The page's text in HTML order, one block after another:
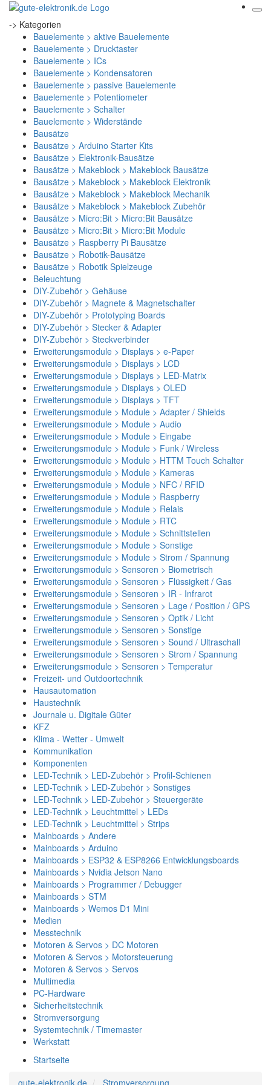
-> Kategorien
Bauelemente > aktive Bauelemente
Bauelemente > Drucktaster
Bauelemente > ICs
Bauelemente > Kondensatoren
Bauelemente > passive Bauelemente
Bauelemente > Potentiometer
Bauelemente > Schalter
Bauelemente > Widerstände
Bausätze
Bausätze > Arduino Starter Kits
Bausätze > Elektronik-Bausätze
Bausätze > Makeblock > Makeblock Bausätze
Bausätze > Makeblock > Makeblock Elektronik
Bausätze > Makeblock > Makeblock Mechanik
Bausätze > Makeblock > Makeblock Zubehör
Bausätze > Micro:Bit > Micro:Bit Bausätze
Bausätze > Micro:Bit > Micro:Bit Module
Bausätze > Raspberry Pi Bausätze
Bausätze > Robotik-Bausätze
Bausätze > Robotik Spielzeuge
Beleuchtung
DIY-Zubehör > Gehäuse
DIY-Zubehör > Magnete & Magnetschalter
DIY-Zubehör > Prototyping Boards
DIY-Zubehör > Stecker & Adapter
DIY-Zubehör > Steckverbinder
Erweiterungsmodule > Displays > e-Paper
Erweiterungsmodule > Displays > LCD
Erweiterungsmodule > Displays > LED-Matrix
Erweiterungsmodule > Displays > OLED
Erweiterungsmodule > Displays > TFT
Erweiterungsmodule > Module > Adapter / Shields
Erweiterungsmodule > Module > Audio
Erweiterungsmodule > Module > Eingabe
Erweiterungsmodule > Module > Funk / Wireless
Erweiterungsmodule > Module > HTTM Touch Schalter
Erweiterungsmodule > Module > Kameras
Erweiterungsmodule > Module > NFC / RFID
Erweiterungsmodule > Module > Raspberry
Erweiterungsmodule > Module > Relais
Erweiterungsmodule > Module > RTC
Erweiterungsmodule > Module > Schnittstellen
Erweiterungsmodule > Module > Sonstige
Erweiterungsmodule > Module > Strom / Spannung
Erweiterungsmodule > Sensoren > Biometrisch
Erweiterungsmodule > Sensoren > Flüssigkeit / Gas
Erweiterungsmodule > Sensoren > IR - Infrarot
Erweiterungsmodule > Sensoren > Lage / Position / GPS
Erweiterungsmodule > Sensoren > Optik / Licht
Erweiterungsmodule > Sensoren > Sonstige
Erweiterungsmodule > Sensoren > Sound / Ultraschall
Erweiterungsmodule > Sensoren > Strom / Spannung
Erweiterungsmodule > Sensoren > Temperatur
Freizeit- und Outdoortechnik
Hausautomation
Haustechnik
Journale u. Digitale Güter
KFZ
Klima - Wetter - Umwelt
Kommunikation
Komponenten
LED-Technik > LED-Zubehör > Profil-Schienen
LED-Technik > LED-Zubehör > Sonstiges
LED-Technik > LED-Zubehör > Steuergeräte
LED-Technik > Leuchtmittel > LEDs
LED-Technik > Leuchtmittel > Strips
Mainboards > Andere
Mainboards > Arduino
Mainboards > ESP32 & ESP8266 Entwicklungsboards
Mainboards > Nvidia Jetson Nano
Mainboards > Programmer / Debugger
Mainboards > STM
Mainboards > Wemos D1 Mini
Medien
Messtechnik
Motoren & Servos > DC Motoren
Motoren & Servos > Motorsteuerung
Motoren & Servos > Servos
Multimedia
PC-Hardware
Sicherheitstechnik
Stromversorgung
Systemtechnik / Timemaster
Werkstatt
Startseite
gute-elektronik.de
Stromversorgung